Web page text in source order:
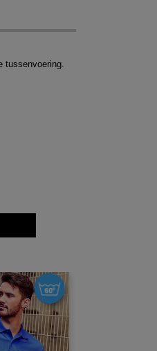
tussenvoering.